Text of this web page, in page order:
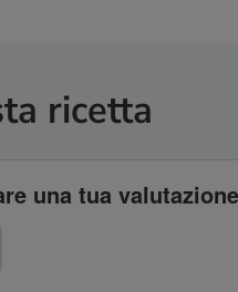
ricetta
una tua